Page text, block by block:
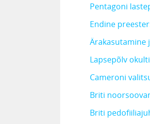
Pentagoni
Endine
Ärakasutamine
Lapsepõlv
Cameroni
Briti
Briti